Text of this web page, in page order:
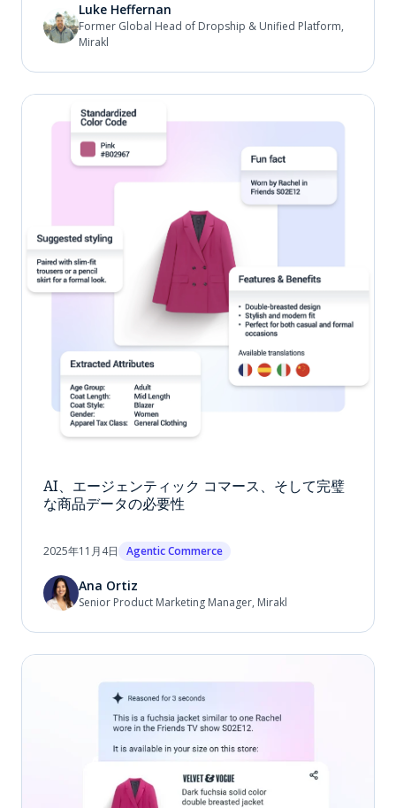
Luke Heffernan
Former Global Head of Dropship & Unified Platform,
Mirakl
AI、エージェンティック コマース、そして完璧
な商品データの必要性
2025年11月4日 Agentic Commerce
Ana Ortiz
Senior Product Marketing Manager, Mirakl